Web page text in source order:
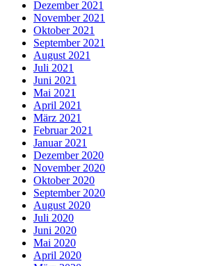
Dezember 2021
November 2021
Oktober 2021
September 2021
August 2021
Juli 2021
Juni 2021
Mai 2021
April 2021
März 2021
Februar 2021
Januar 2021
Dezember 2020
November 2020
Oktober 2020
September 2020
August 2020
Juli 2020
Juni 2020
Mai 2020
April 2020